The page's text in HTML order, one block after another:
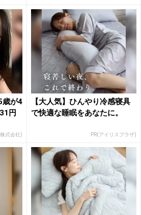
歳が4
円
式会社)
【大人気】ひんやり冷感寝具
で快適な睡眠をあなたに。
PR(アイリスプラザ)